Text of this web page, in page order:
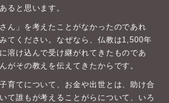
ると思います。
ん」を考えたことがなかったのであれ
てください。なぜなら、仏教は1,500年
溶け込んで受け継がれてきたものであ
がその教えを伝えてきたからです。
育てについて、お金や出世とは、助け合
て誰もが考えることがらについて、いろ